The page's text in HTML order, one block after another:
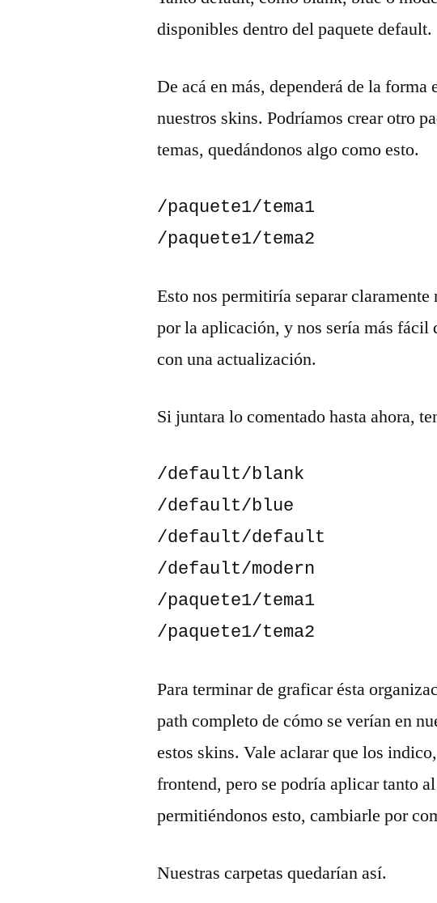
disponibles dentro del paquete default.
De acá en más, dependerá de la forma
nuestros skins. Podríamos crear otro
temas, quedándonos algo como esto.
/paquete1/tema1
/paquete1/tema2
Esto nos permitiría separar
por la aplicación, y nos sería más fácil
con una actualización.
Si juntara lo comentado hasta ahora,
/default/blank
/default/blue
/default/default
/default/modern
/paquete1/tema1
/paquete1/tema2
Para terminar de graficar ésta
path completo de cómo se verían en
estos skins. Vale aclarar que los
frontend, pero se podría aplicar tanto
permitiéndonos esto, cambiarle por
Nuestras carpetas quedarían así.